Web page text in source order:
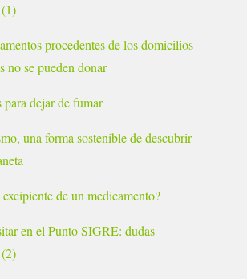
procedentes de los domicilios
no se pueden donar
para dejar de fumar
una forma sostenible de descubrir
excipiente de un medicamento?
en el Punto SIGRE: dudas